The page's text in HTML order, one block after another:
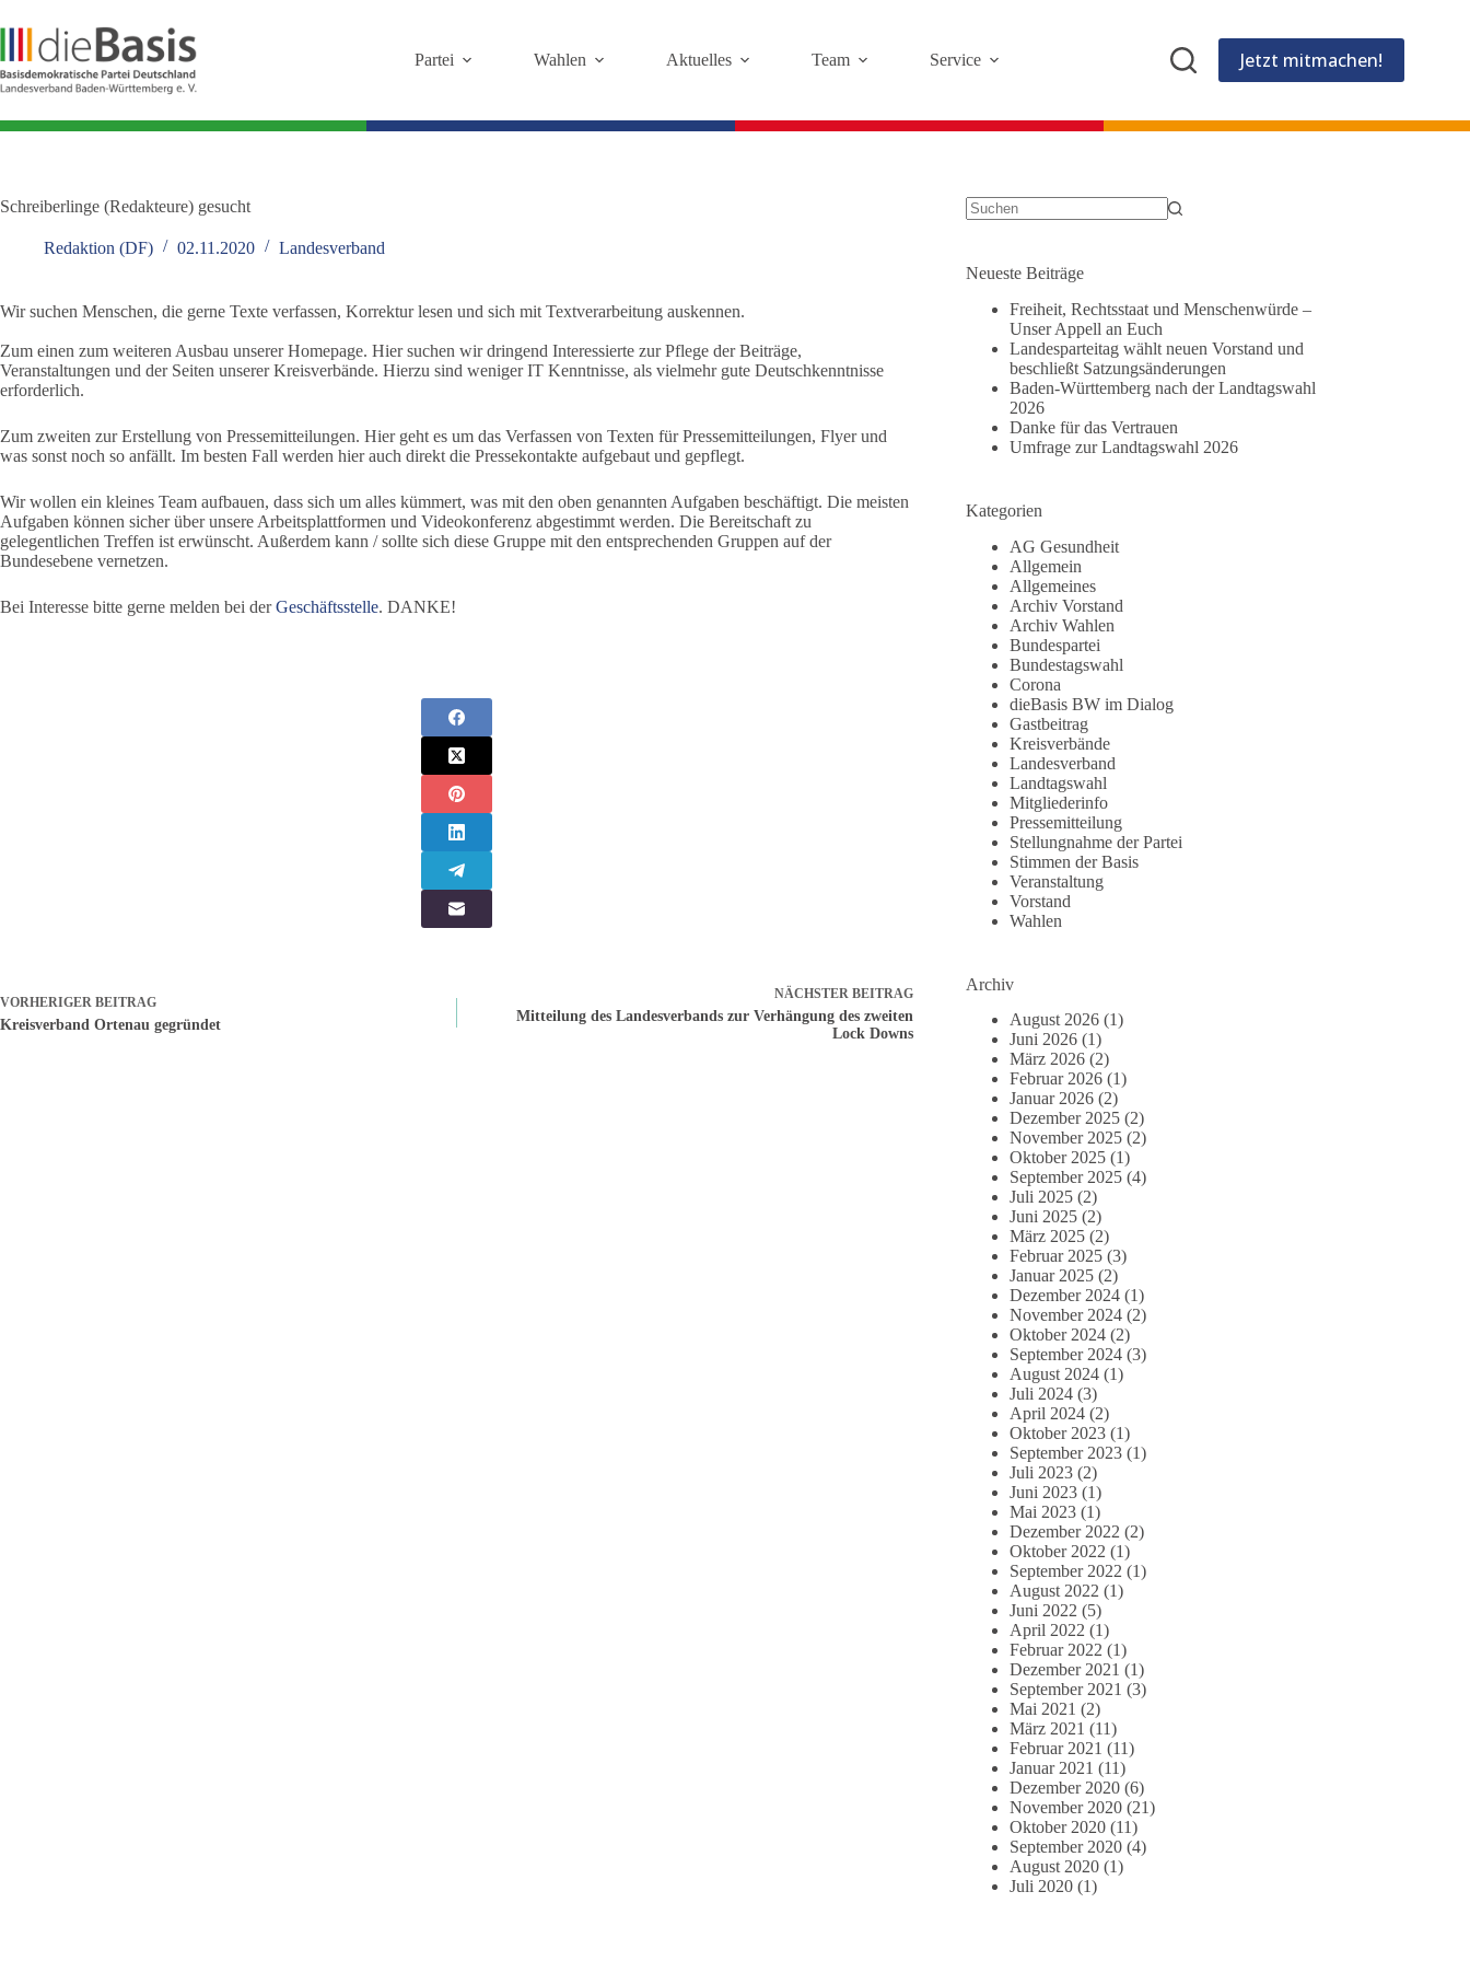
Inhalt
springen
Partei Wahlen Aktuelles Team Service Jetzt mitmachen!
Schreiberlinge (Redakteure) gesucht
Redaktion (DF) 02.11.2020 Landesverband
Wir suchen Menschen, die gerne Texte verfassen, Korrektur lesen und sich mit Textverarbeitung auskennen.
Zum einen zum weiteren Ausbau unserer Homepage. Hier suchen wir dringend Interessierte zur Pflege der Beiträge,
Veranstaltungen und der Seiten unserer Kreisverbände. Hierzu sind weniger IT Kenntnisse, als vielmehr gute Deutschkenntnisse
erforderlich.
Zum zweiten zur Erstellung von Pressemitteilungen. Hier geht es um das Verfassen von Texten für Pressemitteilungen, Flyer und
was sonst noch so anfällt. Im besten Fall werden hier auch direkt die Pressekontakte aufgebaut und gepflegt.
Wir wollen ein kleines Team aufbauen, dass sich um alles kümmert, was mit den oben genannten Aufgaben beschäftigt. Die meisten
Aufgaben können sicher über unsere Arbeitsplattformen und Videokonferenz abgestimmt werden. Die Bereitschaft zu
gelegentlichen Treffen ist erwünscht. Außerdem kann / sollte sich diese Gruppe mit den entsprechenden Gruppen auf der
Bundesebene vernetzen.
Bei Interesse bitte gerne melden bei derGeschäftsstelle. DANKE!
VORHERIGER BEITRAG
Kreisverband Ortenau gegründet
NÄCHSTER BEITRAG
Mitteilung des Landesverbands zur Verhängung des zweiten
Lock Downs
Neueste Beiträge
Freiheit, Rechtsstaat und Menschenwürde –
Unser Appell an Euch
Landesparteitag wählt neuen Vorstand und
beschließt Satzungsänderungen
Baden-Württemberg nach der Landtagswahl
2026
Danke für das Vertrauen
Umfrage zur Landtagswahl 2026
Kategorien
AG Gesundheit
Allgemein
Allgemeines
Archiv Vorstand
Archiv Wahlen
Bundespartei
Bundestagswahl
Corona
dieBasis BW im Dialog
Gastbeitrag
Kreisverbände
Landesverband
Landtagswahl
Mitgliederinfo
Pressemitteilung
Stellungnahme der Partei
Stimmen der Basis
Veranstaltung
Vorstand
Wahlen
Archiv
August 2026 (1)
Juni 2026 (1)
März 2026 (2)
Februar 2026 (1)
Januar 2026 (2)
Dezember 2025 (2)
November 2025 (2)
Oktober 2025 (1)
September 2025 (4)
Juli 2025 (2)
Juni 2025 (2)
März 2025 (2)
Februar 2025 (3)
Januar 2025 (2)
Dezember 2024 (1)
November 2024 (2)
Oktober 2024 (2)
September 2024 (3)
August 2024 (1)
Juli 2024 (3)
April 2024 (2)
Oktober 2023 (1)
September 2023 (1)
Juli 2023 (2)
Juni 2023 (1)
Mai 2023 (1)
Dezember 2022 (2)
Oktober 2022 (1)
September 2022 (1)
August 2022 (1)
Juni 2022 (5)
April 2022 (1)
Februar 2022 (1)
Dezember 2021 (1)
September 2021 (3)
Mai 2021 (2)
März 2021 (11)
Februar 2021 (11)
Januar 2021 (11)
Dezember 2020 (6)
November 2020 (21)
Oktober 2020 (11)
September 2020 (4)
August 2020 (1)
Juli 2020 (1)